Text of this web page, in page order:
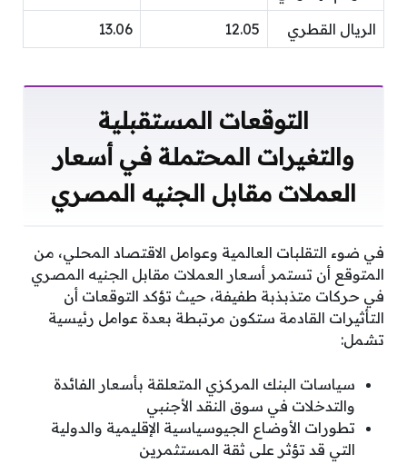
الريال القطري 12.05
13.06
التوقعات المستقبلية
والتغيرات المحتملة في أسعار
العملات مقابل الجنيه المصري
في ضوء التقلبات العالمية وعوامل الاقتصاد المحلي، من
المتوقع أن تستمر أسعار العملات مقابل الجنيه المصري
في حركات متذبذبة طفيفة، حيث تؤكد التوقعات أن
التأثيرات القادمة ستكون مرتبطة بعدة عوامل رئيسية
تشمل:
سياسات البنك المركزي المتعلقة بأسعار الفائدة
والتدخلات في سوق النقد الأجنبي
تطورات الأوضاع الجيوسياسية الإقليمية والدولية
التي قد تؤثر على ثقة المستثمرين